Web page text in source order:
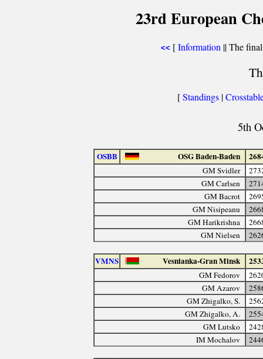
23rd European
<< [Information || The
[Standings|
5th
OSBB OSG Baden-Baden
GM Svidler
GM Carlsen
GM Bacrot
GM Nisipeanu
GM Harikrishna
GM Nielsen
VMNS Vesnianka-Gran Minsk
GM Fedorov
GM Azarov
GM Zhigalko, S.
GM Zhigalko, A.
GM Lutsko
IM Mochalov